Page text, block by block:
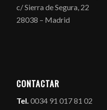
c/ Sierra de Segura, 22
28038 – Madrid
CONTACTAR
Tel. 0034 91 017 81 02